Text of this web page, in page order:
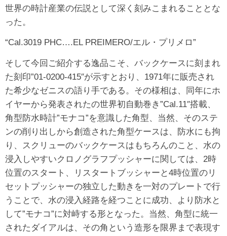
世界の時計産業の伝説として深く刻みこまれることとな
った。
“Cal.3019 PHC….EL PREIMERO/エル・プリメロ”
そして今回ご紹介する逸品こそ、バックケースに刻まれ
た刻印”01-0200-415″が示すとおり、1971年に販売され
た希少なゼニスの語り手である。その様相は、同年にホ
イヤーから発表されたの世界初自動巻き”Cal.11″搭載、
角型防水時計”モナコ”を意識した角型、当然、そのステ
ンの削り出しから創造された角型ケースは、防水にも拘
り、スクリューのバックケースはもちろんのこと、水の
浸入しやすいクロノグラフプッシャーに関しては、2時
位置のスタート、リスタートブッシャーと4時位置のリ
セットプッシャーの独立した動きを一対のプレートで行
うことで、水の浸入経路を経つことに成功、より防水と
して”モナコ”に対峙する形となった。当然、角型に統一
されたダイアルは、その角という造形を限界まで表現す